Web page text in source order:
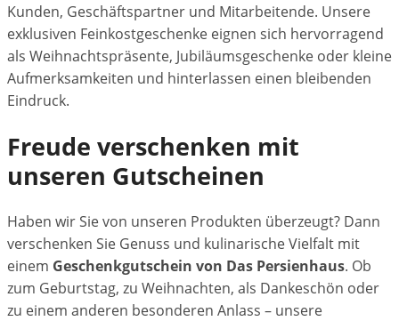
Kunden, Geschäftspartner und Mitarbeitende. Unsere
exklusiven Feinkostgeschenke eignen sich hervorragend
als Weihnachtspräsente, Jubiläumsgeschenke oder kleine
Aufmerksamkeiten und hinterlassen einen bleibenden
Eindruck.
Freude verschenken mit
unseren Gutscheinen
Haben wir Sie von unseren Produkten überzeugt? Dann
verschenken Sie Genuss und kulinarische Vielfalt mit
einem Geschenkgutschein von Das Persienhaus. Ob
zum Geburtstag, zu Weihnachten, als Dankeschön oder
zu einem anderen besonderen Anlass – unsere